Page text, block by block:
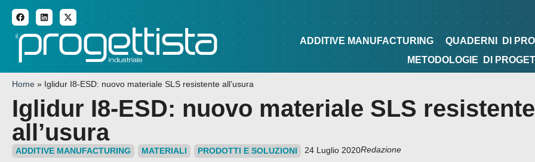
ADDITIVE MANUFACTURING QUADERNI DI PROGETTAZIONE TIPS&TRICKS
ADDITIVE MANUFACTURING QUADERNI DI
METODOLOGIE
DI
Home » Iglidur I8-ESD: nuovo materiale SLS resistente all’usura
Iglidur I8-ESD: nuovo materiale SLS resistente
all’usura
ADDITIVE MANUFACTURING MATERIALI PRODOTTI E SOLUZIONI 24 Luglio 2020Redazione